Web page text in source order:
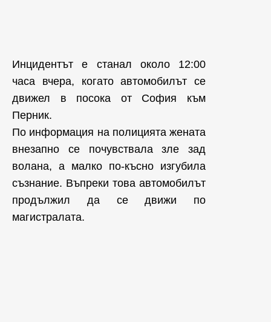
Инцидентът е станал около 12:00
часа вчера, когато автомобилът се
движел в посока от София към
Перник.
По информация на полицията жената
внезапно се почувствала зле зад
волана, а малко по-късно изгубила
съзнание. Въпреки това автомобилът
продължил да се движи по
магистралата.